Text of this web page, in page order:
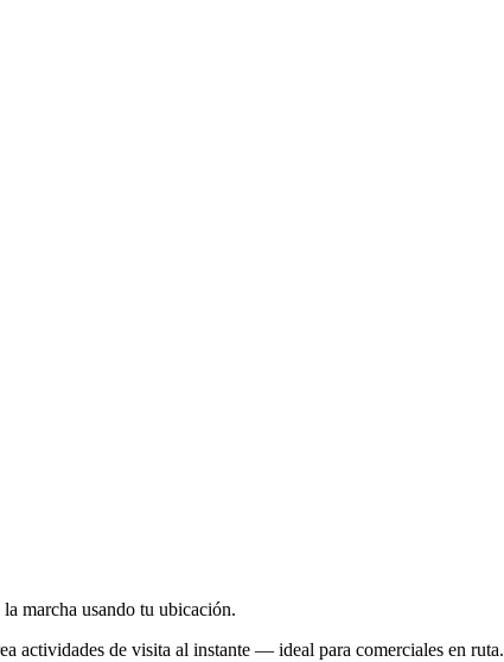
marcha usando tu ubicación.
actividades de visita al instante — ideal para comerciales en ruta.